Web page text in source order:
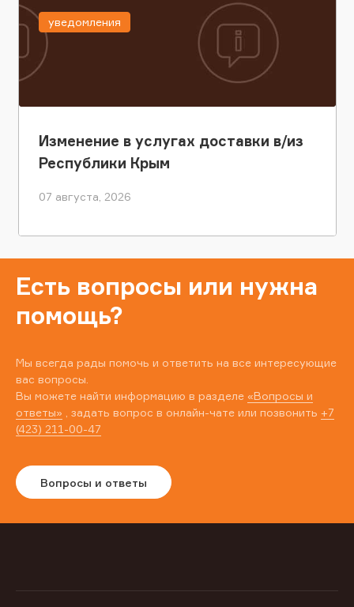
Изменение в услугах доставки в/из
Республики Крым
07 августа, 2026
уведомления
Есть вопросы или нужна
помощь?
Мы всегда рады помочь и ответить на все интересующие
вас вопросы.
Вы можете найти информацию в разделе «Вопросы и
ответы» , задать вопрос в онлайн-чате или позвонить +7
(423) 211-00-47
Вопросы и ответы